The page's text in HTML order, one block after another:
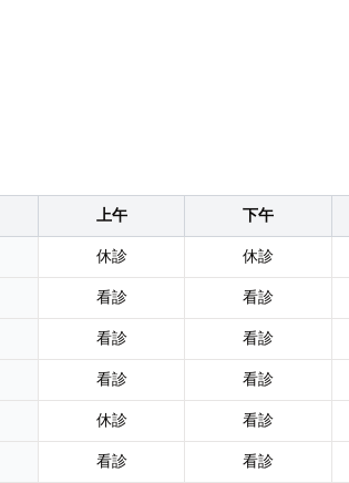
上午 下午
休診 休診
看診 看診
看診 看診
看診 看診
休診 看診
看診 看診